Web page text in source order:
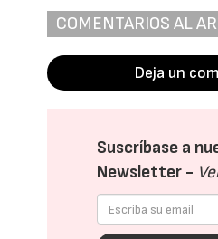
COMENTARIOS AL
Deja un
Suscríbase a
Newsletter -